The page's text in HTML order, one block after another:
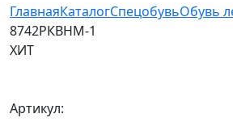
ГлавнаяКаталогСпецобувьОбувь
8742РКВНМ-1
ХИТ
Артикул: